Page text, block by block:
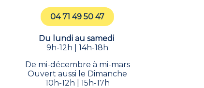
04 71 49 50 47
Du lundi au samedi
9h-12h | 14h-18h
De mi-décembre à mi-mars
Ouvert aussi le Dimanche
10h-12h | 15h-17h